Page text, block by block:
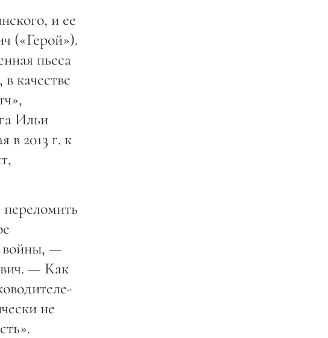
и ее
(«Герой»).
пьеса
качестве
Ильи
в 2013 г. к
войны, —
— Как
не